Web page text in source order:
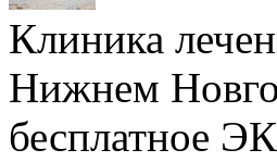
Клиника
Нижнем
бесплатное